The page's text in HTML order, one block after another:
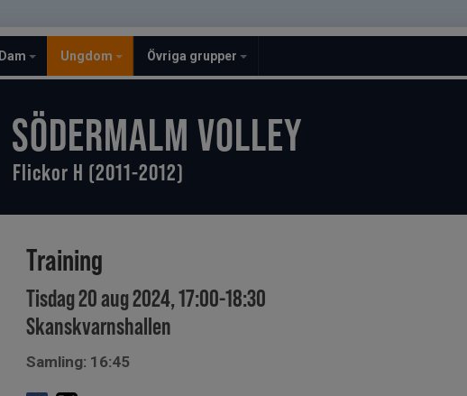
Dam Ungdom Övriga grupper
SÖDERMALM VOLLEY
Flickor H (2011-2012)
Training
Tisdag 20 aug 2024, 17:00-18:30
Skanskvarnshallen
Samling: 16:45